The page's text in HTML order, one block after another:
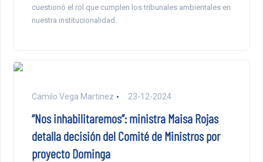
cuestionó el rol que cumplen los tribunales ambientales en
nuestra institucionalidad.
Camilo Vega Martinez 23-12-2024
“Nos inhabilitaremos”: ministra Maisa Rojas
detalla decisión del Comité de Ministros por
proyecto Dominga